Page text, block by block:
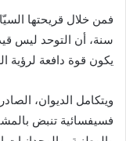
سنة، أن التوحد ليس
يكون قوة دافعة لرؤية
ويتكامل الديوان،
فسيفسائية تنبض